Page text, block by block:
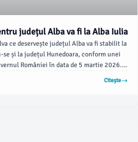
județul Alba va fi la Alba Iulia
ce deservește județul Alba va fi stabilit la
și la județul Hunedoara, conform unei
României în data de 5 martie 2026.
Citește